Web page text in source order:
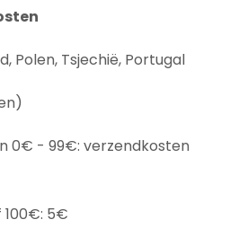
Polen, Tsjechië, Portugal
0€ - 99€: verzendkosten
100€: 5€